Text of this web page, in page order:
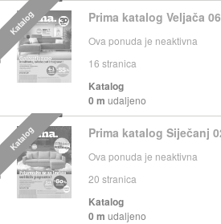
Prima katalog Veljača
Ova ponuda je neaktivna
16 stranica
Katalog
0 m udaljeno
Katalog
Prima katalog Siječanj
Ova ponuda je neaktivna
20 stranica
Katalog
0 m udaljeno
Katalog